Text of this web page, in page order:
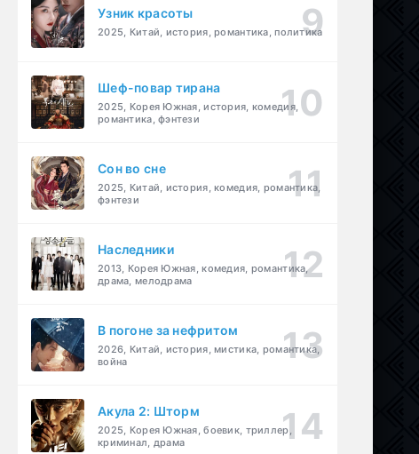
Узник красоты
2025, Китай, история, романтика, политика
Шеф-повар тирана
2025, Корея Южная, история, комедия,
романтика, фэнтези
Cон во сне
2025, Китай, история, комедия, романтика,
фэнтези
Наследники
2013, Корея Южная, комедия, романтика,
драма, мелодрама
В погоне за нефритом
2026, Китай, история, мистика, романтика,
война
Акула 2: Шторм
2025, Корея Южная, боевик, триллер,
криминал, драма